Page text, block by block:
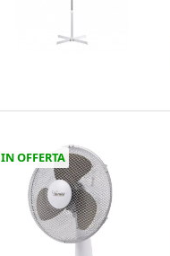
IN OFFERTA